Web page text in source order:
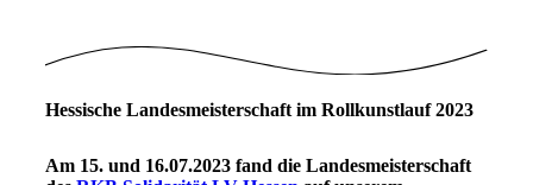
Hessische Landesmeisterschaft im Rollkunstlauf 2023
Am 15. und 16.07.2023 fand die Landesmeisterschaft